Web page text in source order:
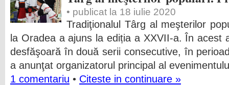
• publicat la 18 iulie 2020
Tradiţionalul Târg al meşterilor
la Oradea a ajuns la ediția a XXVII-a. În
desfăşoară în două serii consecutive, în
a anunţat organizatorul principal al
1 comentariu • Citeste in continuare »